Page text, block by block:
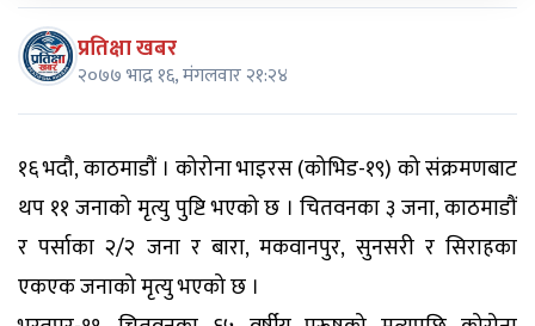
प्रतिक्षा खबर
२०७७ भाद्र १६, मंगलवार २१:२४
१६ भदौ, काठमाडौं । कोरोना भाइरस (कोभिड-१९) को संक्रमणबाट
थप ११ जनाको मृत्यु पुष्टि भएको छ । चितवनका ३ जना, काठमाडौं
र पर्साका २/२ जना र बारा, मकवानपुर, सुनसरी र सिराहका
एकएक जनाको मृत्यु भएको छ ।